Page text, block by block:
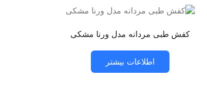
کفش طبی مردانه مدل ورنا مشکی
اطلاعات بیشتر